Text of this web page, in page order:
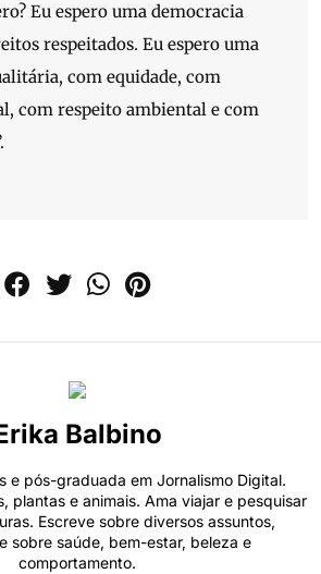
Eu espero uma democracia
respeitados. Eu espero uma
com equidade, com
com respeito ambiental e com
Balbino
e pós-graduada em Jornalismo Digital.
plantas e animais. Ama viajar e pesquisar
Escreve sobre diversos assuntos,
sobre saúde, bem-estar, beleza e
comportamento.